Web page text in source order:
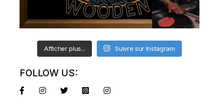
Afficher plus... Suivre sur Instagram
FOLLOW US: